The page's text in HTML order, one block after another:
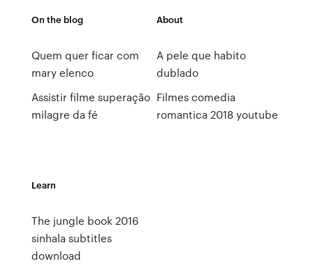
On the blog
Quem quer ficar com
mary elenco
Assistir filme superação
milagre da fé
About
A pele que habito
dublado
Filmes comedia
romantica 2018 youtube
Learn
The jungle book 2016
sinhala subtitles
download